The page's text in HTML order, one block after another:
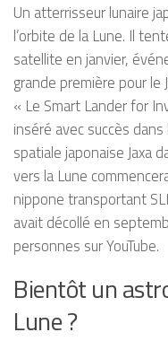
Un atterrisseur lunaire
l’orbite de la Lune. Il
satellite en janvier,
grande première pour le
« Le Smart Lander for
inséré avec succès dans
spatiale japonaise Jaxa
vers la Lune
nippone transportant
avait décollé en
personnes sur YouTube.
Bientôt un
Lune ?